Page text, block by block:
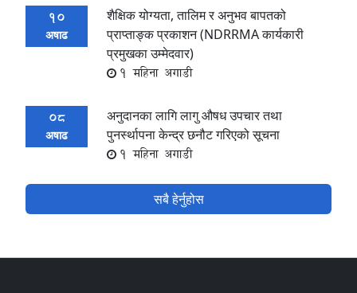
10
अषाढ
शैक्षिक योग्यता, तालिम र अनुभव बापतको
प्राप्ताङ्क प्रकाशन (NDRRMA कार्यकारी
प्रमुखका उम्मेदवार)
1 महिना अगाडी
08
अषाढ
अनुदानका लागि लागु औषध उपचार तथा
पुनर्स्थापना केन्द्र छनौट गरिएको सूचना
1 महिना अगाडी
सबै हेर्नुहोस